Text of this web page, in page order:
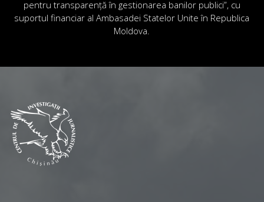
pentru transparență în gestionarea banilor publici”, cu
suportul financiar al Ambasadei Statelor Unite în Republica
Moldova.